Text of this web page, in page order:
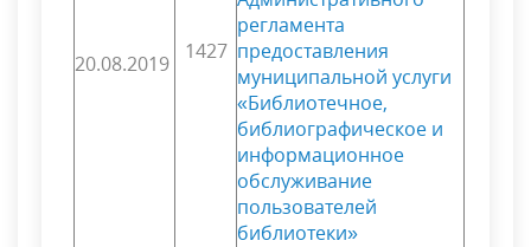
20.08.2019 1427
регламента
предоставления
муниципальной услуги
«Библиотечное,
библиографическое и
информационное
обслуживание
пользователей
библиотеки»